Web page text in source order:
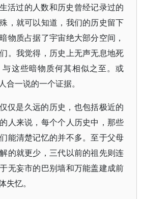
活过的人数和历史曾经记录过的
，就可以知道，我们的历史留下
物质占据了宇宙绝大部分空间，
。我觉得，历史上无声无息地死
这些暗物质何其相似之至。或
合一说的一个证据。
仅是久远的历史，也包括极近的
人来说，每个个人历史中，那些
能清楚记忆的并不多。至于父母
的就更少，三代以前的祖先则连
无妄市的巴别墙和万能盖建成前
失忆。